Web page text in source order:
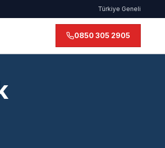
Türkiye Geneli
0850 305 2905